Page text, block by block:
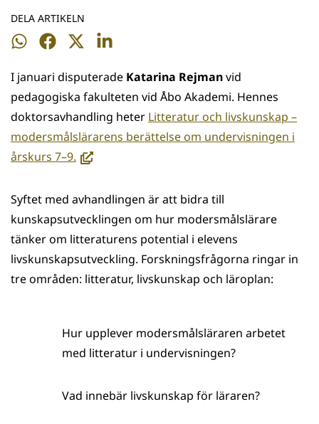
DELA ARTIKELN
Dela
WhatsApp
Dela
Facebook
Dela
Twitter
Dela
LinkedIn
I januari disputerade Katarina Rejmanvid
pedagogiska fakulteten vid Åbo Akademi. Hennes
doktorsavhandling heter Litteratur och livskunskap –
modersmålslärarens berättelse om undervisningen i
årskurs 7–9. (avautuu
ikkunaan,
siirryt
toiseen
palveluun)
Syftet med avhandlingen är att bidra till
kunskapsutvecklingen om hur modersmålslärare
tänker om litteraturens potential i elevens
livskunskapsutveckling. Forskningsfrågorna ringar in
tre områden: litteratur, livskunskap och läroplan:
Hur upplever modersmålsläraren arbetet
med litteratur i undervisningen?
Vad innebär livskunskap för läraren?